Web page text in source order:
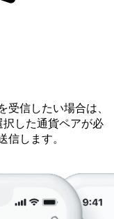
信したい場合は、
した通貨ペアが必
します。